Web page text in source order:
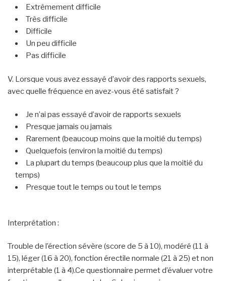
Extrêmement difficile
Très difficile
Difficile
Un peu difficile
Pas difficile
V. Lorsque vous avez essayé d’avoir des rapports sexuels,
avec quelle fréquence en avez-vous été satisfait ?
Je n’ai pas essayé d’avoir de rapports sexuels
Presque jamais ou jamais
Rarement (beaucoup moins que la moitié du temps)
Quelquefois (environ la moitié du temps)
La plupart du temps (beaucoup plus que la moitié du
temps)
Presque tout le temps ou tout le temps
Interprétation :
Trouble de l’érection sévère (score de 5 à 10), modéré (11 à
15), léger (16 à 20), fonction érectile normale (21 à 25) et non
interprétable (1 à 4).Ce questionnaire permet d’évaluer votre